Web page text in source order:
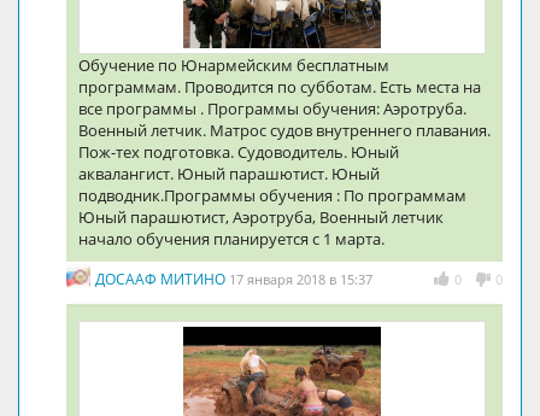
Обучение по Юнармейским бесплатным
программам. Проводится по субботам. Есть места на
все программы . Программы обучения: Аэротруба.
Военный летчик. Матрос судов внутреннего плавания.
Пож-тех подготовка. Судоводитель. Юный
аквалангист. Юный парашютист. Юный
подводник.Программы обучения : По программам
Юный парашютист, Аэротруба, Военный летчик
начало обучения планируется с 1 марта.
0 0
ДОСААФ МИТИНО 17 января 2018 в 15:37